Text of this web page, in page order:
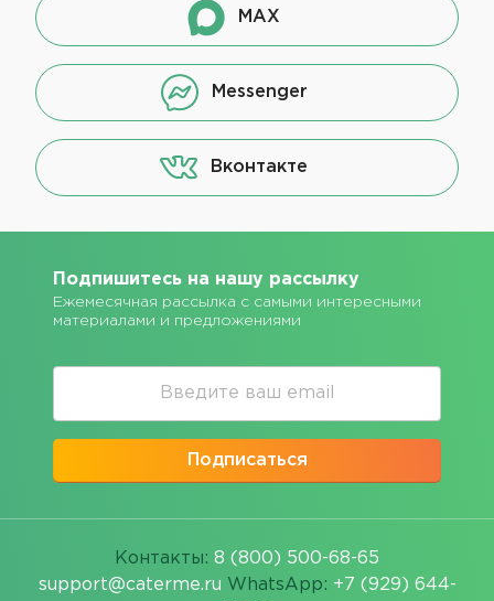
MAX
Messenger
Вконтакте
Подпишитесь на нашу рассылку
Ежемесячная рассылка с самыми интересными
материалами и предложениями
Подписаться
Контакты: 8 (800) 500-68-65
support@caterme.ru WhatsApp: +7 (929) 644-